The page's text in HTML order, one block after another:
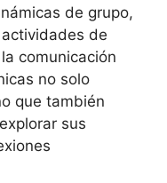
de grupo,
de
comunicación
no solo
que también
sus